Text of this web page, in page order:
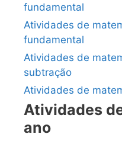
fundamental
Atividades de
fundamental
Atividades de
subtração
Atividades de
Atividades
ano